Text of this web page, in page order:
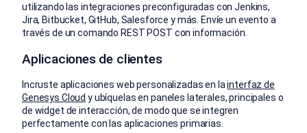
utilizando las integraciones preconfiguradas con Jenkins,
Jira, Bitbucket, GitHub, Salesforce y más. Envíe un evento a
través de un comando REST POST con información.
Aplicaciones de clientes
Incruste aplicaciones web personalizadas en lainterfaz de
Genesys Cloud y ubíquelas en paneles laterales, principales o
de widget de interacción, de modo que se integren
perfectamente con las aplicaciones primarias.